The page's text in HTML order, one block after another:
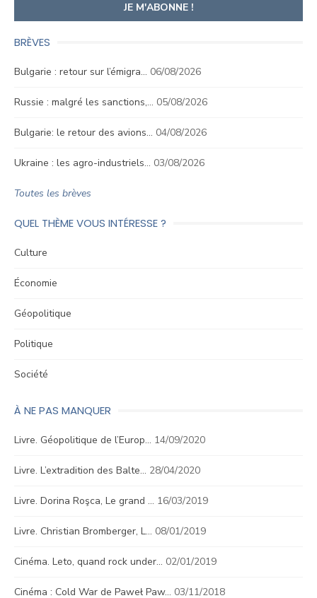
BRÈVES
Bulgarie : retour sur l’émigra… 06/08/2026
Russie : malgré les sanctions,… 05/08/2026
Bulgarie: le retour des avions… 04/08/2026
Ukraine : les agro-industriels… 03/08/2026
Toutes les brèves
QUEL THÈME VOUS INTÉRESSE ?
Culture
Économie
Géopolitique
Politique
Société
À NE PAS MANQUER
Livre. Géopolitique de l’Europ… 14/09/2020
Livre. L’extradition des Balte… 28/04/2020
Livre. Dorina Roşca, Le grand … 16/03/2019
Livre. Christian Bromberger, L… 08/01/2019
Cinéma. Leto, quand rock under… 02/01/2019
Cinéma : Cold War de Paweł Paw… 03/11/2018